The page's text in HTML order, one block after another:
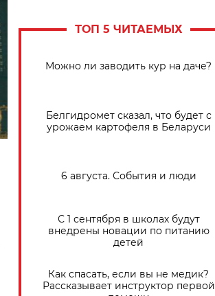
ТОП 5 ЧИТАЕМЫХ
Можно ли заводить кур на даче?
Белгидромет сказал, что будет с
урожаем картофеля в Беларуси
6 августа. События и люди
С 1 сентября в школах будут
внедрены новации по питанию
детей
Как спасать, если вы не медик?
Рассказывает инструктор первой